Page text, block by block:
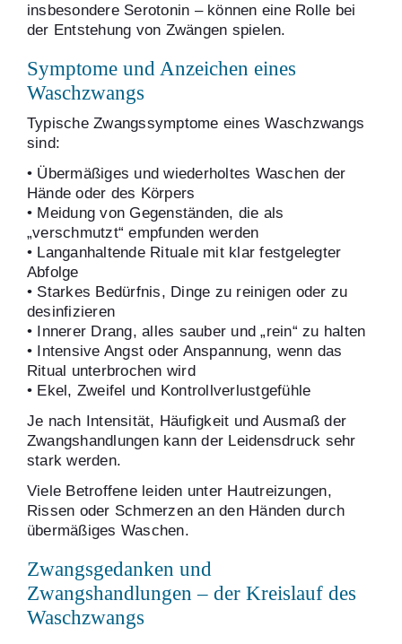
insbesondere Serotonin – können eine Rolle bei
der Entstehung von Zwängen spielen.
Symptome und Anzeichen eines
Waschzwangs
Typische Zwangssymptome eines Waschzwangs
sind:
• Übermäßiges und wiederholtes Waschen der
Hände oder des Körpers
• Meidung von Gegenständen, die als
„verschmutzt“ empfunden werden
• Langanhaltende Rituale mit klar festgelegter
Abfolge
• Starkes Bedürfnis, Dinge zu reinigen oder zu
desinfizieren
• Innerer Drang, alles sauber und „rein“ zu halten
• Intensive Angst oder Anspannung, wenn das
Ritual unterbrochen wird
• Ekel, Zweifel und Kontrollverlustgefühle
Je nach Intensität, Häufigkeit und Ausmaß der
Zwangshandlungen kann der Leidensdruck sehr
stark werden.
Viele Betroffene leiden unter Hautreizungen,
Rissen oder Schmerzen an den Händen durch
übermäßiges Waschen.
Zwangsgedanken und
Zwangshandlungen – der Kreislauf des
Waschzwangs